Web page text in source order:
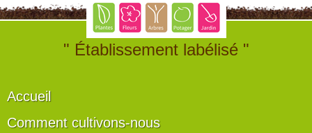
" Établissement labélisé "
Accueil
Comment cultivons-nous